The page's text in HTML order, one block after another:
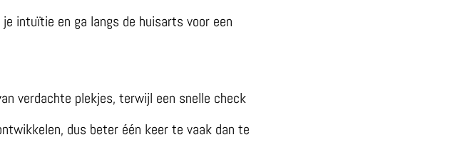
intuïtie en ga langs de huisarts voor een
verdachte plekjes, terwijl een snelle check
dus beter één keer te vaak dan te